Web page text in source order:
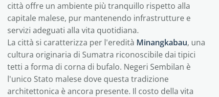
città offre un ambiente più tranquillo rispetto alla
capitale malese, pur mantenendo infrastrutture e
servizi adeguati alla vita quotidiana.
La città si caratterizza per l'eredità Minangkabau, una
cultura originaria di Sumatra riconoscibile dai tipici
tetti a forma di corna di bufalo. Negeri Sembilan è
l'unico Stato malese dove questa tradizione
architettonica è ancora presente. Il costo della vita